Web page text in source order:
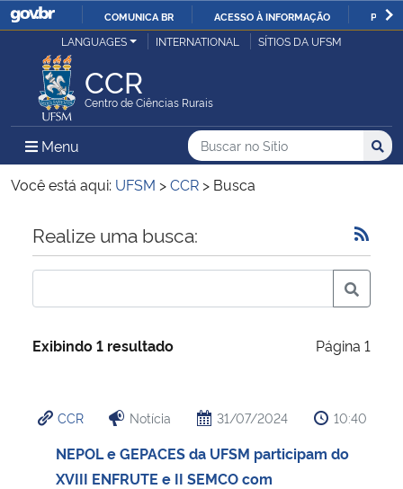
IR
COMUNICA BR ACESSO À INFORMAÇÃO
Ministério da Justiça e Segurança Pública
Ministério da Defesa
Ministério das Relações Exteriores
Ministério da Economia
Ministério da Infraestrutura
Ministério da Cidadania
LANGUAGES INTERNATIONAL SÍTIOS DA UFSM
CCR
Centro de Ciências Rurais
Menu Menu Principal do Sítio
Busca
Buscar no no Sítio
Busca:
Você está aqui: UFSM >CCR > Busca
Início do conteúdo
Realize uma busca:
Exibindo 1 resultado Página 1
CCR Notícia 31/07/2024 10:40
NEPOL e GEPACES da UFSM participam do
XVIII ENFRUTE e II SEMCO com